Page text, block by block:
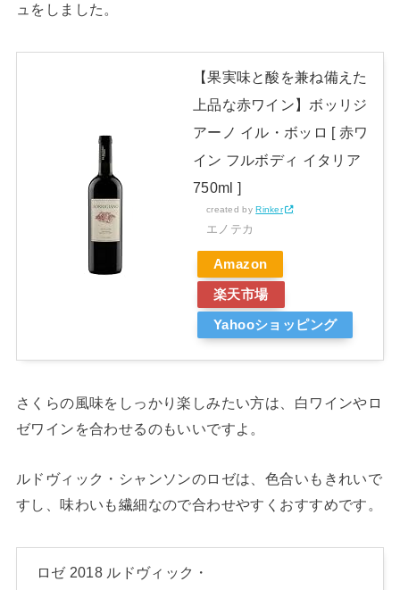
ュをしました。
【果実味と酸を兼ね備えた
上品な赤ワイン】ボッリジ
アーノ イル・ボッロ [ 赤ワ
イン フルボディ イタリア
750ml ]
created byRinker
エノテカ
Amazon
楽天市場
Yahooショッピング
さくらの風味をしっかり楽しみたい方は、白ワインやロ
ゼワインを合わせるのもいいですよ。
ルドヴィック・シャンソンのロゼは、色合いもきれいで
すし、味わいも繊細なので合わせやすくおすすめです。
ロゼ 2018 ルドヴィック・